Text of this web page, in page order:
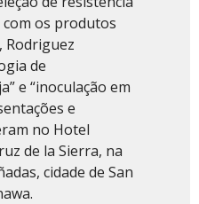
os produtos
Rodriguez
de
e “inoculação em
e
no Hotel
de la Sierra, na
cidade de San